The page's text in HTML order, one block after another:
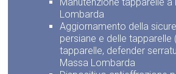
Lombarda
Aggiornamento della
persiane e delle tapparelle
tapparelle, defender
Massa Lombarda